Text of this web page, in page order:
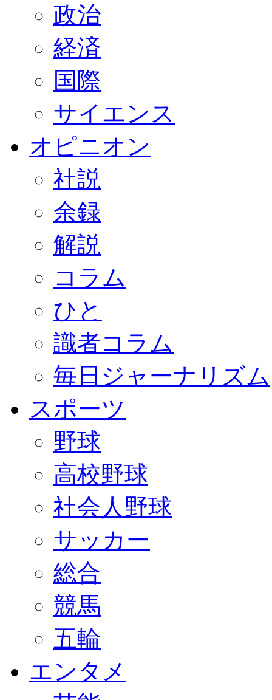
政治
経済
国際
サイエンス
オピニオン
社説
余録
解説
コラム
ひと
識者コラム
毎日ジャーナリズム
スポーツ
野球
高校野球
社会人野球
サッカー
総合
競馬
五輪
エンタメ